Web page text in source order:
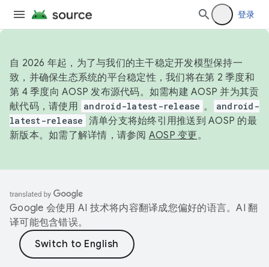
登录
自 2026 年起，为了与我们的主干稳定开发模型保持一
致，并确保生态系统的平台稳定性，我们将在第 2 季度和
第 4 季度向 AOSP 发布源代码。如需构建 AOSP 并为其贡
献代码，请使用 android-latest-release 。
android-
latest-release 清单分支将始终引用推送到 AOSP 的最
新版本。如需了解详情，请参阅 AOSP 变更。
Google 会使用 AI 技术将内容翻译成您偏好的语言。AI 翻
译可能包含错误。